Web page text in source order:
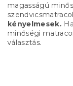
magasságú
kényelmesek.
minőségi
választás.